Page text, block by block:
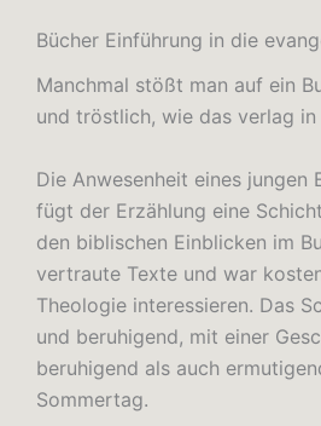
Bücher Einführung in die
Manchmal stößt man auf ein
und tröstlich, wie das verlag
Die Anwesenheit eines jungen
fügt der Erzählung eine
den biblischen Einblicken im
vertraute Texte und war
Theologie interessieren. Das
und beruhigend, mit einer
beruhigend als auch
Sommertag.